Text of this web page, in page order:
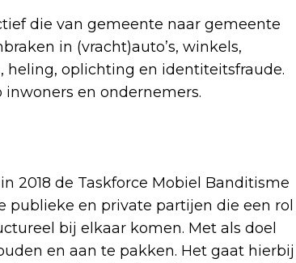
die van gemeente naar gemeente
in (vracht)auto’s, winkels,
oplichting en identiteitsfraude.
en ondernemers.
2018 de Taskforce Mobiel Banditisme
publieke en private partijen die een rol
bij elkaar komen. Met als doel
en aan te pakken. Het gaat hierbij